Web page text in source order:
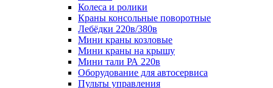
Колеса и ролики
Краны консольные поворотные
Лебёдки 220в/380в
Мини краны козловые
Мини краны на крышу
Мини тали РА 220в
Оборудование для автосервиса
Пульты управления